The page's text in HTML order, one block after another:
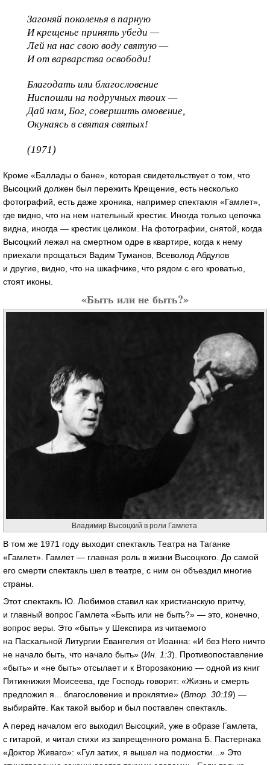
Загоняй поколенья в парную
И крещенье принять убеди —
Лей на нас свою воду святую —
И от варварства освободи!
Благодать или благословение
Ниспошли на подручных твоих —
Дай нам, Бог, совершить омовение,
Окунаясь в святая святых!
(1971)
Кроме «Баллады о бане», которая свидетельствует о том, что
Высоцкий должен был пережить Крещение, есть несколько
фотографий, есть даже хроника, например спектакля «Гамлет»,
где видно, что на нем нательный крестик. Иногда только цепочка
видна, иногда — крестик целиком. На фотографии, снятой, когда
Высоцкий лежал на смертном одре в квартире, когда к нему
приехали прощаться Вадим Туманов, Всеволод Абдулов
и другие, видно, что на шкафчике, что рядом с его кроватью,
стоят иконы.
«Быть или не быть?»
Владимир Высоцкий в роли Гамлета
В том же 1971 году выходит спектакль Театра на Таганке
«Гамлет». Гамлет — главная роль в жизни Высоцкого. До самой
его смерти спектакль шел в театре, с ним он объездил многие
страны.
Этот спектакль Ю. Любимов ставил как христианскую притчу,
и главный вопрос Гамлета «Быть или не быть?» — это, конечно,
вопрос веры. Это «быть» у Шекспира из читаемого
на Пасхальной Литургии Евангелия от Иоанна: «И без Него ничто
не начало быть, что начало быть» (Ин. 1:3). Противопоставление
«быть» и «не быть» отсылает и к Второзаконию — одной из книг
Пятикнижия Моисеева, где Господь говорит: «Жизнь и смерть
предложил я... благословение и проклятие» (Втор. 30:19) —
выбирайте. Как такой выбор и был поставлен спектакль.
А перед началом его выходил Высоцкий, уже в образе Гамлета,
с гитарой, и читал стихи из запрещенного романа Б. Пастернака
«Доктор Живаго»: «Гул затих, я вышел на подмостки...» Это